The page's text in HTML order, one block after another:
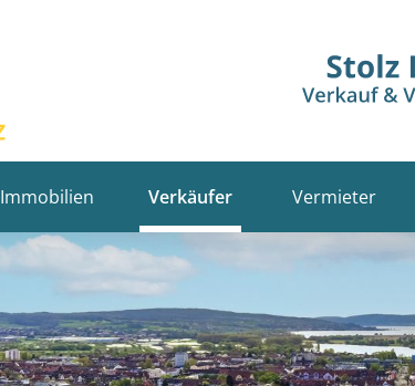
Immobilien Verkäufer Vermieter